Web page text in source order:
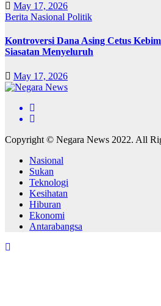
May 17, 2026
Berita Nasional Politik
Kontroversi Dana Asing Cetus
Siasatan Menyeluruh
May 17, 2026
Copyright © Negara News 2022. All
Nasional
Sukan
Teknologi
Kesihatan
Hiburan
Ekonomi
Antarabangsa